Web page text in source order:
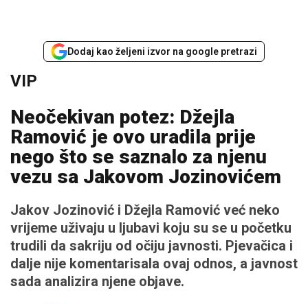
Dodaj kao željeni izvor na google pretrazi
VIP
Neočekivan potez: Džejla
Ramović je ovo uradila prije
nego što se saznalo za njenu
vezu sa Jakovom Jozinovićem
Jakov Jozinović i Džejla Ramović već neko
vrijeme uživaju u ljubavi koju su se u početku
trudili da sakriju od očiju javnosti. Pjevačica i
dalje nije komentarisala ovaj odnos, a javnost
sada analizira njene objave.